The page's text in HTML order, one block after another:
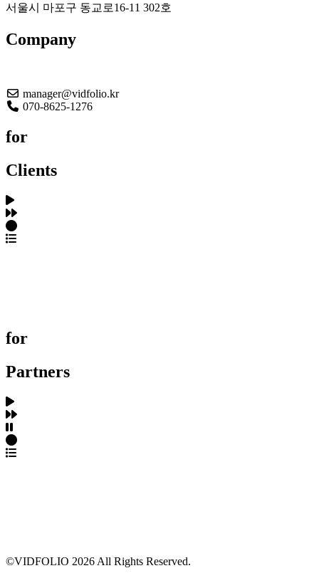
서울시 마포구 동교로16-11 302호
Company
manager@vidfolio.kr
070-8625-1276
for
Clients
for
Partners
©VIDFOLIO 2026 All Rights Reserved.